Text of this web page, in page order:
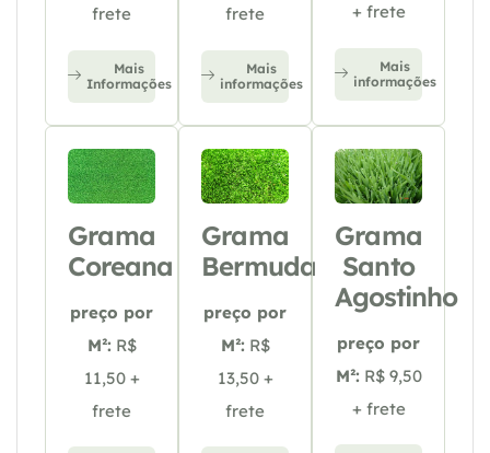
frete
Mais
Informações
frete
Mais
informações
+ frete
Mais
informações
Grama
Coreana
preço por
M²: R$
11,50 +
frete
Grama
Bermuda
preço por
M²: R$
13,50 +
frete
Grama
Santo
Agostinho
preço por
M²: R$ 9,50
+ frete